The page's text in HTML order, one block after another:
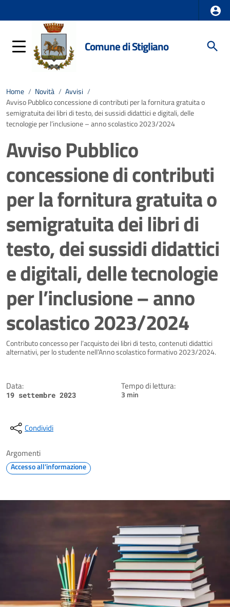
Comune di Stigliano
Home / Novità / Avvisi /
Avviso Pubblico concessione di contributi per la fornitura gratuita o
semigratuita dei libri di testo, dei sussidi didattici e digitali, delle
tecnologie per l’inclusione – anno scolastico 2023/2024
Avviso Pubblico
concessione di contributi
per la fornitura gratuita o
semigratuita dei libri di
testo, dei sussidi didattici
e digitali, delle tecnologie
per l’inclusione – anno
scolastico 2023/2024
Dettagli della notizia
Contributo concesso per l’acquisto dei libri di testo, contenuti didattici
alternativi, per lo studente nell’Anno scolastico formativo 2023/2024.
Data:
19 settembre 2023
Tempo di lettura:
3 min
Condividi
Argomenti
Accesso all'informazione